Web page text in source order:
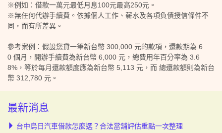
※例如：借款一萬元最低月息100元最高250元。
※無任何代辦手續費。依據個人工作、薪水及各項負債授信條件不
同，而有所差異。
參考案例：假設您貸一筆新台幣 300,000 元的款項，還款期為 6
0 個月，開辦手續費為新台幣 6,000 元，總費用年百分率為 3.6
8%，等於每月還款額度應為新台幣 5,113 元，而 總還款額則為新台
幣 312,780 元。
最新消息
台中烏日汽車借款怎麼選？合法當舖評估重點一次整理